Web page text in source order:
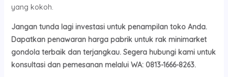
yang kokoh.
Jangan tunda lagi investasi untuk penampilan toko Anda.
Dapatkan penawaran harga pabrik untuk rak minimarket
gondola terbaik dan terjangkau. Segera hubungi kami untuk
konsultasi dan pemesanan melalui WA: 0813-1666-8263.